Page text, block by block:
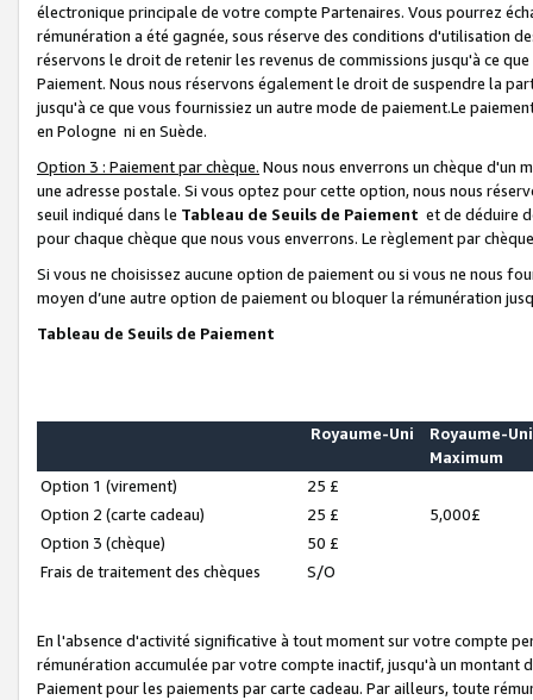
électronique principale de votre compte Partenaires. Vous pourrez
rémunération a été gagnée, sous réserve des conditions d'utilisation
réservons le droit de retenir les revenus de commissions jusqu'à ce
Paiement. Nous nous réservons également le droit de suspendre la
jusqu'à ce que vous fournissiez un autre mode de paiement.Le
en Pologne ni en Suède.
Option 3 : Paiement par chèque. Nous nous enverrons un chèque d'un
une adresse postale. Si vous optez pour cette option, nous nous
seuil indiqué dans le Tableau de Seuils de Paiement et de déduire
pour chaque chèque que nous vous enverrons. Le règlement par
Si vous ne choisissez aucune option de paiement ou si vous ne nous
moyen d’une autre option de paiement ou bloquer la rémunération
Tableau de Seuils de Paiement
Royaume-Uni
Royaume-Uni
Maximum
Option 1 (virement)
25 £
Option 2 (carte cadeau)
25 £
5,000£
Option 3 (chèque)
50 £
Frais de traitement des chèques
S/O
En l'absence d'activité significative à tout moment sur votre compte
rémunération accumulée par votre compte inactif, jusqu'à un montant
Paiement pour les paiements par carte cadeau. Par ailleurs, toute